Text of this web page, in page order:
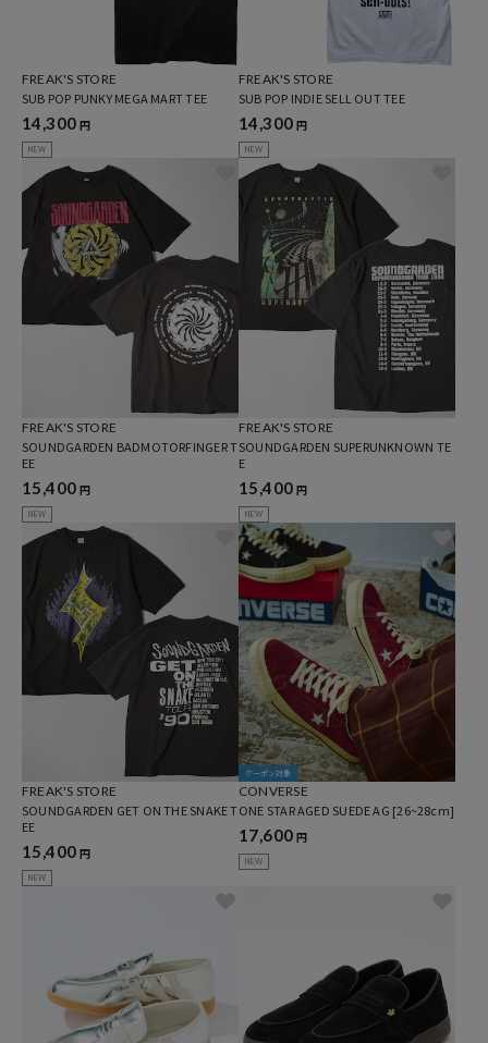
FREAK'S STORE
SUB POP PUNKY MEGA MART TEE
14,300 円
NEW
FREAK'S STORE
SUB POP INDIE SELL OUT TEE
14,300 円
NEW
FREAK'S STORE
SOUNDGARDEN BADMOTORFINGER T
EE
15,400 円
NEW
FREAK'S STORE
SOUNDGARDEN SUPERUNKNOWN TE
E
15,400 円
NEW
FREAK'S STORE
SOUNDGARDEN GET ON THE SNAKE T
EE
15,400 円
NEW
クーポン対象
CONVERSE
ONE STAR AGED SUEDE AG [26~28cm]
17,600 円
NEW